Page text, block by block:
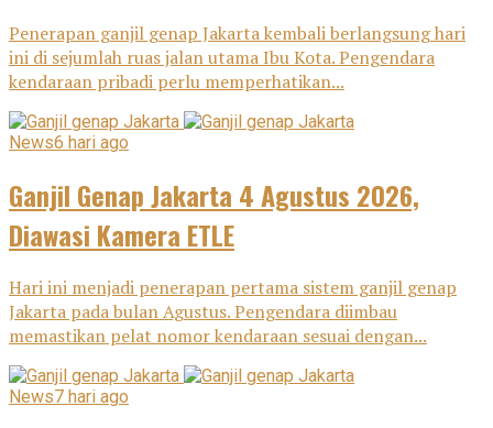
Penerapan ganjil genap Jakarta kembali berlangsung hari
ini di sejumlah ruas jalan utama Ibu Kota. Pengendara
kendaraan pribadi perlu memperhatikan...
News6 hari ago
Ganjil Genap Jakarta 4 Agustus 2026,
Diawasi Kamera ETLE
Hari ini menjadi penerapan pertama sistem ganjil genap
Jakarta pada bulan Agustus. Pengendara diimbau
memastikan pelat nomor kendaraan sesuai dengan...
News7 hari ago